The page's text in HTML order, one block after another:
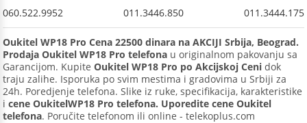
060.522.9952
011.3446.850 011.3444.175
Oukitel WP18 Pro Cena 22500 dinara na AKCIJI Srbija, Beograd.
Prodaja Oukitel WP18 Pro telefona u originalnom pakovanju sa
Garancijom. Kupite Oukitel WP18 Pro po Akcijskoj Ceni dok
traju zalihe. Isporuka po svim mestima i gradovima u Srbiji za
24h. Poredjenje telefona. Slike iz ruke, specifikacija, karakteristike
i cene OukitelWP18 Pro telefona. Uporedite cene Oukitel
telefona. Poručite telefonom ili online - telekoplus.com